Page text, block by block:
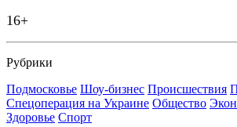
16+
Рубрики
Подмосковье Шоу-бизнес Происшествия
Спецоперация на Украине Общество
Здоровье Спорт